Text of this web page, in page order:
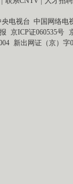
央电视台 中国网络电
京ICP证060535号
新出网证（京）